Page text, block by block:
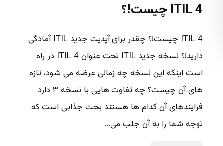
ITIL 4 چیست!؟
ITIL 4 چیست!؟ چقدر برای آپدیت جدید ITIL آمادگی
دارید!؟ نسخه جدید ITIL تحت عنوان ITIL 4 در راه
است اینکه این نسخه چه زمانی عرضه می شود، تازه
های آن چیست؟ چه تفاوت هایی با نسخه ۳ دارد
فرایندهای آن کدام ها هستند بحث جذابی است که
توجه شما را به آن جلب می...